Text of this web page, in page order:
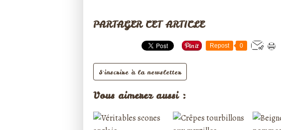
PARTAGER CET ARTICLE
Repost 0
S'inscrire à la newsletter
Vous aimerez aussi :